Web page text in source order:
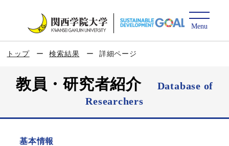
トップ 検索結果 詳細ページ
教員・研究者紹介
Database of
Researchers
基本情報